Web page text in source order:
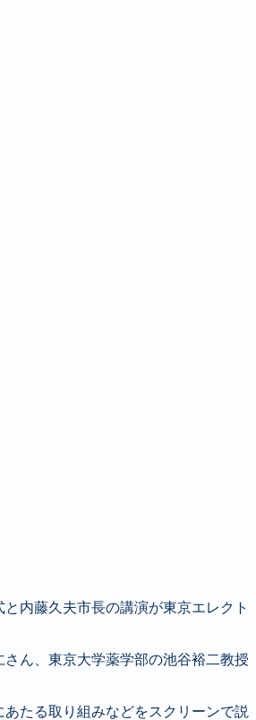
内藤久夫市長の講演が東京エレクト
ん、東京大学薬学部の池谷裕二教授
たる取り組みなどをスクリーンで説